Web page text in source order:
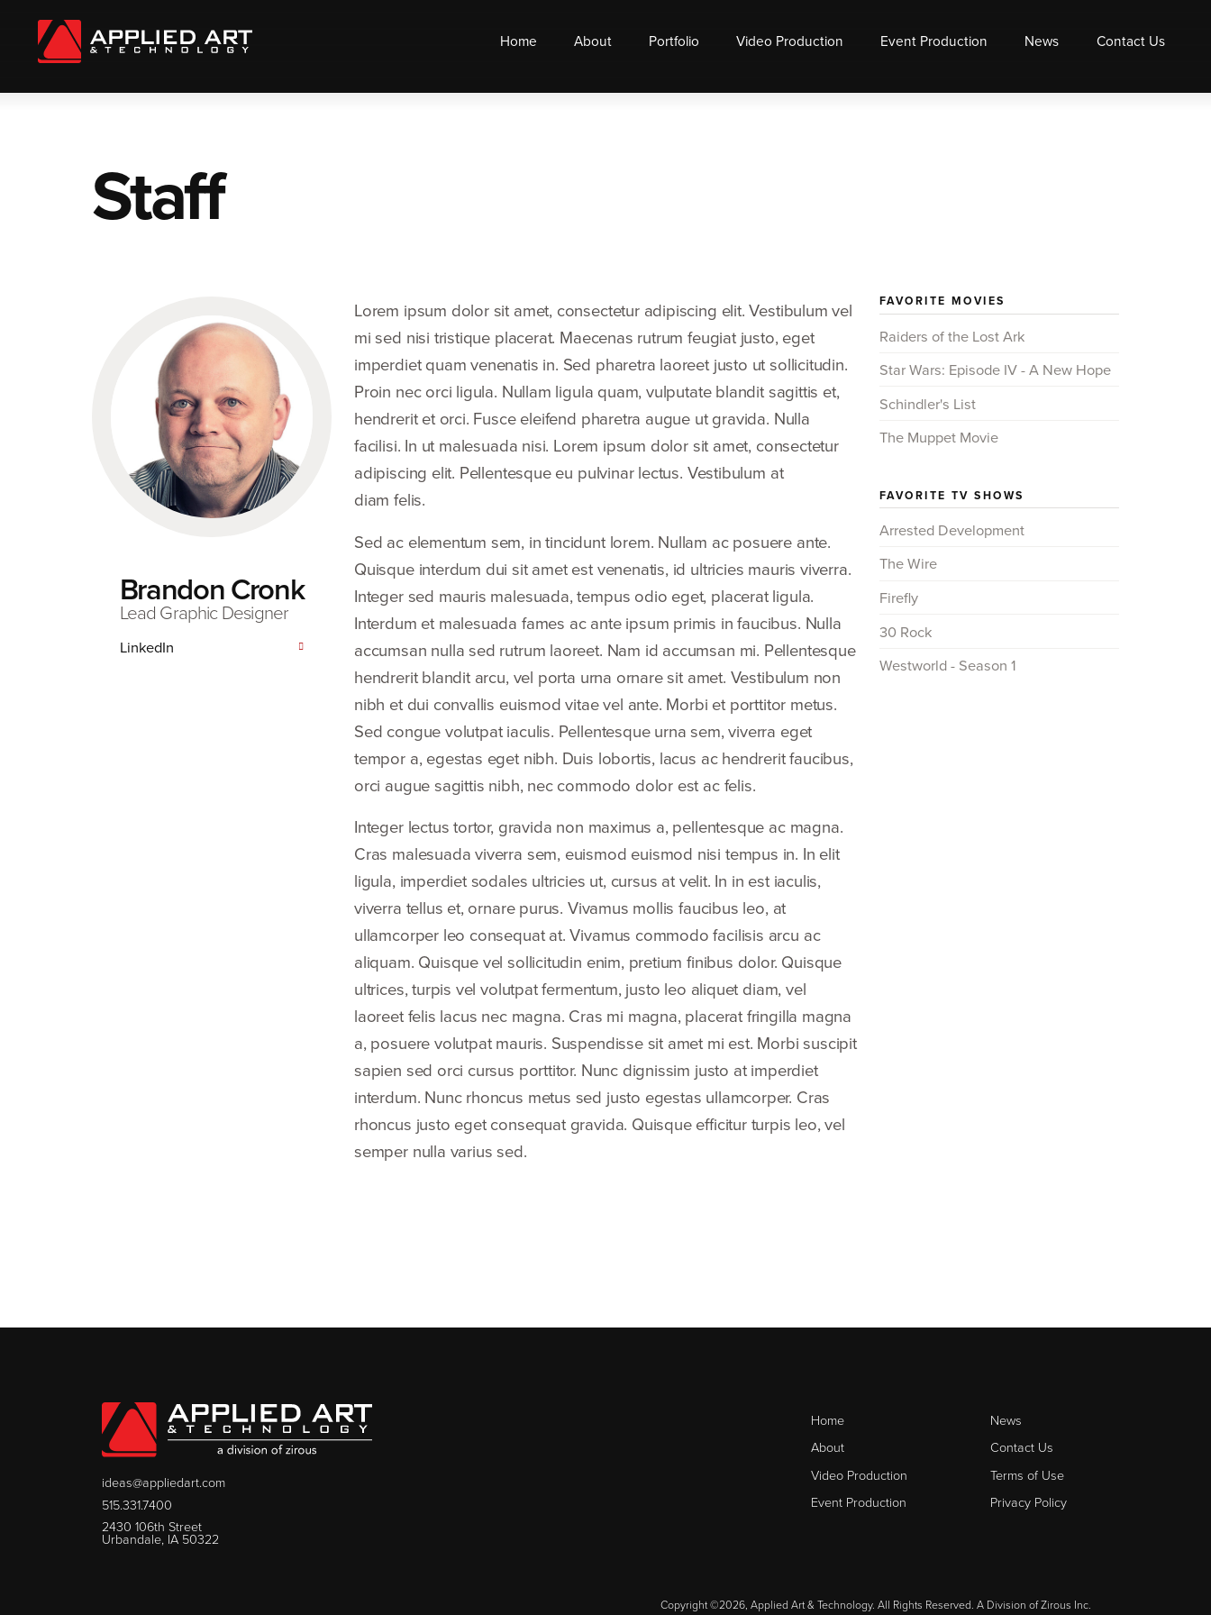
Home About Portfolio Video Production Event Production News Contact Us
Staff
Brandon Cronk
Lead Graphic Designer
LinkedIn
Lorem ipsum dolor sit amet, consectetur adipiscing elit. Vestibulum vel
mi sed nisi tristique placerat. Maecenas rutrum feugiat justo, eget
imperdiet quam venenatis in. Sed pharetra laoreet justo ut sollic­itudin.
Proin nec orci ligula. Nullam ligula quam, vulputate blandit sagittis et,
hendrerit et orci. Fusce eleifend pharetra augue ut gravida. Nulla
facilisi. In ut malesuada nisi. Lorem ipsum dolor sit amet, consectetur
adipiscing elit. Pellentesque eu pulvinar lectus. Vestibulum at
diam felis.
Sed ac elementum sem, in tincidunt lorem. Nullam ac posuere ante.
Quisque interdum dui sit amet est venenatis, id ultricies mauris viverra.
Integer sed mauris malesuada, tempus odio eget, placerat ligula.
Interdum et malesuada fames ac ante ipsum primis in faucibus. Nulla
accumsan nulla sed rutrum laoreet. Nam id accumsan mi. Pellentesque
hendrerit blandit arcu, vel porta urna ornare sit amet. Vestibulum non
nibh et dui convallis euismod vitae vel ante. Morbi et porttitor metus.
Sed congue volutpat iaculis. Pellentesque urna sem, viverra eget
tempor a, egestas eget nibh. Duis lobortis, lacus ac hendrerit faucibus,
orci augue sagittis nibh, nec commodo dolor est ac felis.
Integer lectus tortor, gravida non maximus a, pellen­tesque ac magna.
Cras malesuada viverra sem, euismod euismod nisi tempus in. In elit
ligula, imperdiet sodales ultricies ut, cursus at velit. In in est iaculis,
viverra tellus et, ornare purus. Vivamus mollis faucibus leo, at
ullamcorper leo consequat at. Vivamus commodo facilisis arcu ac
aliquam. Quisque vel sollic­itudin enim, pretium finibus dolor. Quisque
ultrices, turpis vel volutpat fermentum, justo leo aliquet diam, vel
laoreet felis lacus nec magna. Cras mi magna, placerat fringilla magna
a, posuere volutpat mauris. Suspendisse sit amet mi est. Morbi suscipit
sapien sed orci cursus porttitor. Nunc dignissim justo at imperdiet
interdum. Nunc rhoncus metus sed justo egestas ullamcorper. Cras
rhoncus justo eget consequat gravida. Quisque efficitur turpis leo, vel
semper nulla varius sed.
FAVORITE MOVIES
Raiders of the Lost Ark
Star Wars: Episode IV - A New Hope
Schindler's List
The Muppet Movie
FAVORITE TV SHOWS
Arrested Development
The Wire
Firefly
30 Rock
Westworld - Season 1
ideas@appliedart.com
515.331.7400
2430 106th Street
Urbandale, IA 50322
Home
About
Video Production
Event Production
News
Contact Us
Terms of Use
Privacy Policy
Copyright ©2026, Applied Art & Technology. All Rights Reserved. A Division ofZirous Inc.